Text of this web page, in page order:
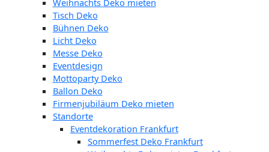
Tisch Deko
Bühnen Deko
Licht Deko
Messe Deko
Eventdesign
Mottoparty Deko
Ballon Deko
Firmenjubiläum Deko mieten
Standorte
Eventdekoration Frankfurt
Sommerfest Deko Frankfurt